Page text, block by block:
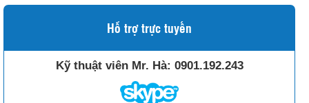
Hỗ trợ trực tuyến
Kỹ thuật viên Mr. Hà: 0901.192.243